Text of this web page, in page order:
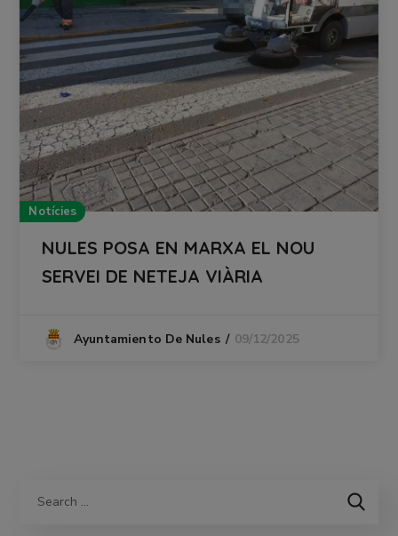
Notícies
NULES POSA EN MARXA EL NOU
SERVEI DE NETEJA VIÀRIA
Ayuntamiento De Nules 09/12/2025